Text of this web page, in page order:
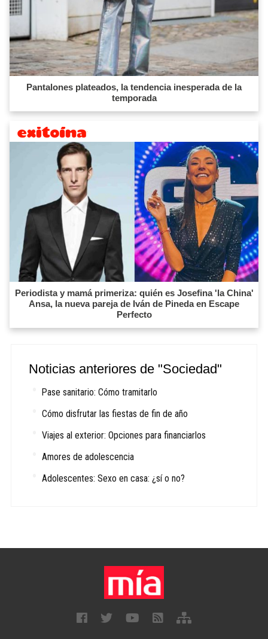
Pantalones plateados, la tendencia inesperada de la
temporada
Periodista y mamá primeriza: quién es Josefina 'la China'
Ansa, la nueva pareja de Iván de Pineda en Escape
Perfecto
Noticias anteriores de "Sociedad"
Pase sanitario: Cómo tramitarlo
Cómo disfrutar las fiestas de fin de año
Viajes al exterior: Opciones para financiarlos
Amores de adolescencia
Adolescentes: Sexo en casa: ¿sí o no?